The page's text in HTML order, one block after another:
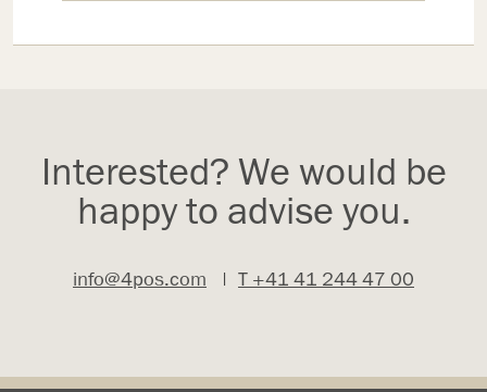
Interested? We would be
happy to advise you.
info@4pos.com | T +41 41 244 47 00